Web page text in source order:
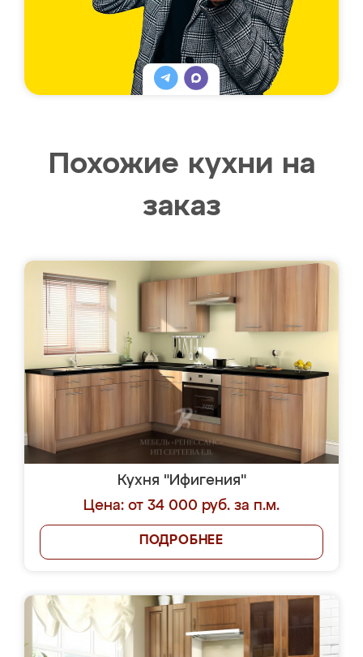
Похожие кухни на
заказ
Кухня "Ифигения"
Цена: от 34 000 руб. за п.м.
ПОДРОБНЕЕ